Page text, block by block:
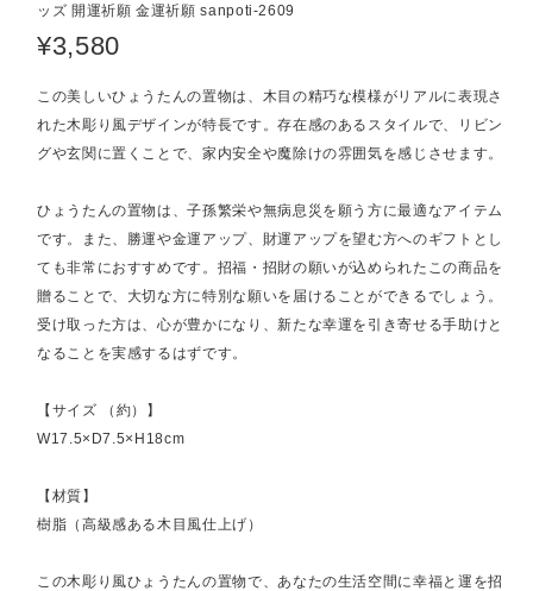
ッズ 開運祈願 金運祈願 sanpoti-2609
¥3,580
この美しいひょうたんの置物は、木目の精巧な模様がリアルに表現さ
れた木彫り風デザインが特長です。存在感のあるスタイルで、リビン
グや玄関に置くことで、家内安全や魔除けの雰囲気を感じさせます。
ひょうたんの置物は、子孫繁栄や無病息災を願う方に最適なアイテム
です。また、勝運や金運アップ、財運アップを望む方へのギフトとし
ても非常におすすめです。招福・招財の願いが込められたこの商品を
贈ることで、大切な方に特別な願いを届けることができるでしょう。
受け取った方は、心が豊かになり、新たな幸運を引き寄せる手助けと
なることを実感するはずです。
【サイズ （約）】
W17.5×D7.5×H18cm
【材質】
樹脂（高級感ある木目風仕上げ）
この木彫り風ひょうたんの置物で、あなたの生活空間に幸福と運を招